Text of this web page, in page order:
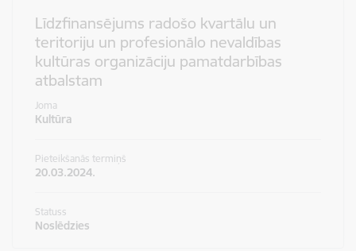
Līdzfinansējums radošo kvartālu un
teritoriju un profesionālo nevaldības
kultūras organizāciju pamatdarbības
atbalstam
Joma
Kultūra
Pieteikšanās termiņš
20.03.2024.
Statuss
Noslēdzies